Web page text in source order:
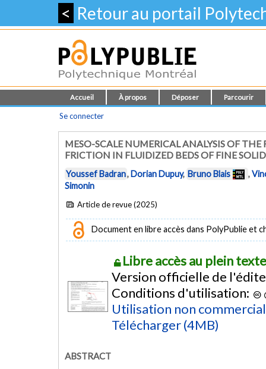
< Retour au portail
Accueil À propos Déposer Parcourir
Se connecter
MESO-SCALE NUMERICAL ANALYSIS OF
FRICTION IN FLUIDIZED BEDS OF FINE
Youssef Badran,Dorian Dupuy, Bruno Blais ,
Simonin
Article de revue (2025)
Document en libre accès dans PolyPublie et
Libre accès au plein
Version officielle de
Conditions d'utilisation:
Utilisation non
Télécharger (4MB)
ABSTRACT